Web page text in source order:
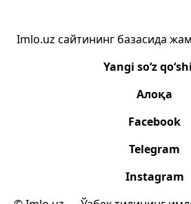
Imlo.uz сайтининг базасида
Yangi so‘z
Алоқа
Facebook
Telegram
Instagram